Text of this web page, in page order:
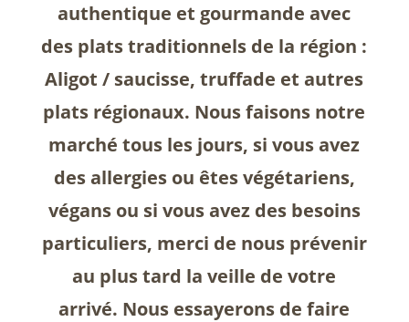
authentique et gourmande avec
des plats traditionnels de la région :
Aligot / saucisse, truffade et autres
plats régionaux. Nous faisons notre
marché tous les jours, si vous avez
des allergies ou êtes végétariens,
végans ou si vous avez des besoins
particuliers, merci de nous prévenir
au plus tard la veille de votre
arrivé. Nous essayerons de faire